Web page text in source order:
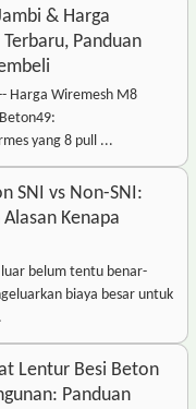
& Harga
Panduan
Harga Wiremesh M8
yang 8 pull ...
SNI vs Non-SNI:
Kenapa
belum tentu benar-
biaya besar untuk
Lentur Besi Beton
Panduan